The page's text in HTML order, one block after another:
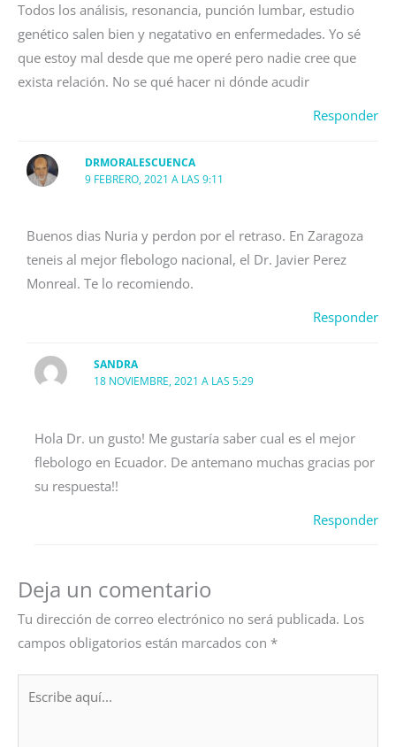
Todos los análisis, resonancia, punción lumbar, estudio
genético salen bien y negatativo en enfermedades. Yo sé
que estoy mal desde que me operé pero nadie cree que
exista relación. No se qué hacer ni dónde acudir
Responder
DRMORALESCUENCA
9 FEBRERO, 2021 A LAS 9:11
Buenos dias Nuria y perdon por el retraso. En Zaragoza
teneis al mejor flebologo nacional, el Dr. Javier Perez
Monreal. Te lo recomiendo.
Responder
SANDRA
18 NOVIEMBRE, 2021 A LAS 5:29
Hola Dr. un gusto! Me gustaría saber cual es el mejor
flebologo en Ecuador. De antemano muchas gracias por
su respuesta!!
Responder
Deja un comentario
Tu dirección de correo electrónico no será publicada. Los
campos obligatorios están marcados con *